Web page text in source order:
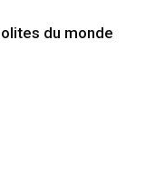
du monde